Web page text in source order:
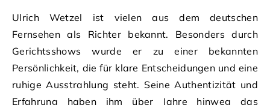
Ulrich Wetzel ist vielen aus dem deutschen
Fernsehen als Richter bekannt. Besonders durch
Gerichtsshows wurde er zu einer bekannten
Persönlichkeit, die für klare Entscheidungen und eine
ruhige Ausstrahlung steht. Seine Authentizität und
Erfahrung haben ihm über Jahre hinweg das